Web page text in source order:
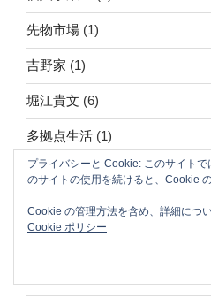
先物市場 (1)
吉野家 (1)
堀江貴文 (6)
多拠点生活 (1)
宇宙へ！ (1)
成長を続けるための究極のツ
プライバシーと Cookie: このサイト
のサイトの使用を続けると、Cookie
Cookie の管理方法を含め、詳細につ
Cookie ポリシー